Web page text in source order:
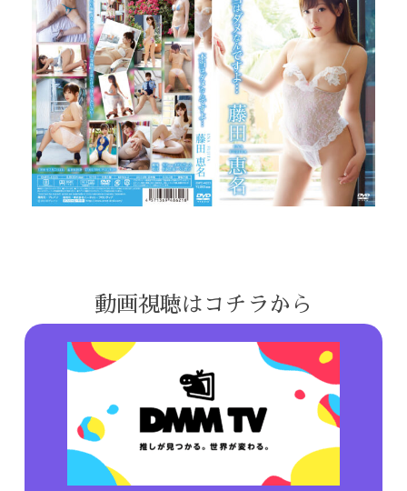
動画視聴はコチラから